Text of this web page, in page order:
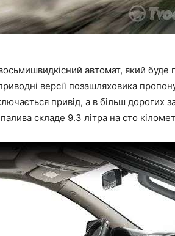
автомат, який буде
версії позашляховика
привід, а в більш дорогих
складе 9.3 літра на сто